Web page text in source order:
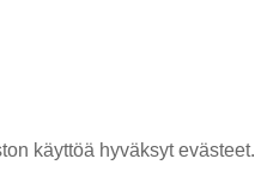
käyttöä hyväksyt evästeet.